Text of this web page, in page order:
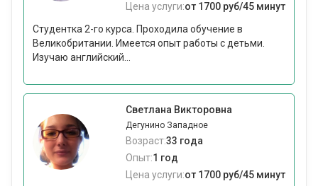
Цена услуги:от 1700 руб/45 минут
Студентка 2-го курса. Проходила обучение в
Великобритании. Имеется опыт работы с детьми.
Изучаю английский...
Светлана Викторовна
Дегунино Западное
Возраст:33 года
Опыт:1 год
Цена услуги:от 1700 руб/45 минут